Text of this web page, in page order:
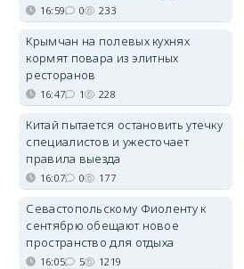
16:59 0 233
Крымчан на полевых кухнях
кормят повара из элитных
ресторанов
16:47 1 228
Китай пытается остановить утечку
специалистов и ужесточает
правила выезда
16:07 0 177
Севастопольскому Фиоленту к
сентябрю обещают новое
пространство для отдыха
16:05 5 1219